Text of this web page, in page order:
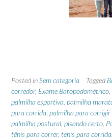
Posted inSem categoria Tagged
corredor, Exame Baropodométrico,
palmilha esportiva, palmilha
para corrida, palmilha para corrigir
palmilha postural, pisando certo,
tênis para correr, tenis para corrida,